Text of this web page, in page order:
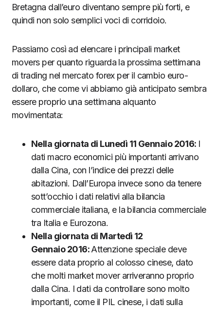
Bretagna dall’euro diventano sempre più forti, e
quindi non solo semplici voci di corridoio.
Passiamo così ad elencare i principali market
movers per quanto riguarda la prossima settimana
di trading nel mercato forex per il cambio euro-
dollaro, che come vi abbiamo già anticipato sembra
essere proprio una settimana alquanto
movimentata:
Nella giornata di Lunedì 11 Gennaio 2016: I
dati macro economici più importanti arrivano
dalla Cina, con l’indice dei prezzi delle
abitazioni. Dall’Europa invece sono da tenere
sott’occhio i dati relativi alla bilancia
commerciale italiana, e la bilancia commerciale
tra Italia e Eurozona.
Nella giornata di Martedì 12
Gennaio2016:Attenzione speciale deve
essere data proprio al colosso cinese, dato
che molti market mover arriveranno proprio
dalla Cina. I dati da controllare sono molto
importanti, come il PIL cinese, i dati sulla